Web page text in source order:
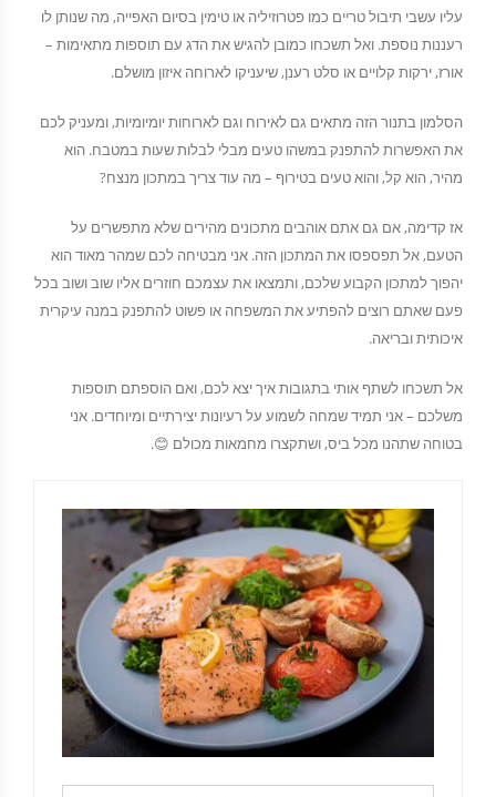
עליו עשבי תיבול טריים כמו פטרוזיליה או טימין בסיום האפייה, מה שנותן לו
רעננות נוספת. ואל תשכחו כמובן להגיש את הדג עם תוספות מתאימות –
אורז, ירקות קלויים או סלט רענן, שיעניקו לארוחה איזון מושלם.
הסלמון בתנור הזה מתאים גם לאירוח וגם לארוחות יומיומיות, ומעניק לכם
את האפשרות להתפנק במשהו טעים מבלי לבלות שעות במטבח. הוא
מהיר, הוא קל, והוא טעים בטירוף – מה עוד צריך במתכון מנצח?
אז קדימה, אם גם אתם אוהבים מתכונים מהירים שלא מתפשרים על
הטעם, אל תפספסו את המתכון הזה. אני מבטיחה לכם שמהר מאוד הוא
יהפוך למתכון הקבוע שלכם, ותמצאו את עצמכם חוזרים אליו שוב ושוב בכל
פעם שאתם רוצים להפתיע את המשפחה או פשוט להתפנק במנה עיקרית
איכותית ובריאה.
אל תשכחו לשתף אותי בתגובות איך יצא לכם, ואם הוספתם תוספות
משלכם – אני תמיד שמחה לשמוע על רעיונות יצירתיים ומיוחדים. אני
בטוחה שתהנו מכל ביס, ושתקצרו מחמאות מכולם 😊.